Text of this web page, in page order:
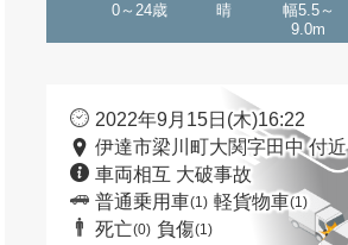
0～24歳 晴
幅5.5～
9.0m
2022年9月15日(木)16:22
伊達市梁川町大関字田中 付近
車両相互 大破事故
普通乗用車(1) 軽貨物車(1)
死亡(0) 負傷(1)